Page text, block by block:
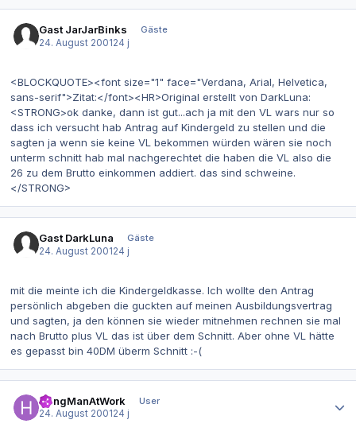
Gast JarJarBinks
Gäste
24. August 200124 j
<BLOCKQUOTE><font size="1" face="Verdana, Arial, Helvetica,
sans-serif">Zitat:</font><HR>Original erstellt von DarkLuna:
<STRONG>ok danke, dann ist gut...ach ja mit den VL wars nur so
dass ich versucht hab Antrag auf Kindergeld zu stellen und die
sagten ja wenn sie keine VL bekommen würden wären sie noch
unterm schnitt hab mal nachgerechtet die haben die VL also die
26 zu dem Brutto einkommen addiert. das sind schweine.
</STRONG>
Gast DarkLuna
Gäste
24. August 200124 j
mit die meinte ich die Kindergeldkasse. Ich wollte den Antrag
persönlich abgeben die guckten auf meinen Ausbildungsvertrag
und sagten, ja den können sie wieder mitnehmen rechnen sie mal
nach Brutto plus VL das ist über dem Schnitt. Aber ohne VL hätte
es gepasst bin 40DM überm Schnitt :-(
HangManAtWork
User
24. August 2001 24 j